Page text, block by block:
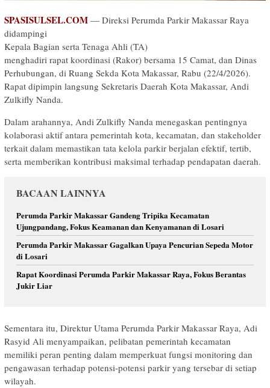
SPASISULSEL.COM — Direksi Perumda Parkir Makassar Raya
didampingi
Kepala Bagian serta Tenaga Ahli (TA)
menghadiri rapat koordinasi (Rakor) bersama 15 Camat, dan Dinas
Perhubungan, di Ruang Sekda Kota Makassar, Rabu (22/4/2026).
Rapat dipimpin langsung Sekretaris Daerah Kota Makassar, Andi
Zulkifly Nanda.
Dalam arahannya, Andi Zulkifly Nanda menegaskan pentingnya
kolaborasi aktif antara pemerintah kota, kecamatan, dan stakeholder
terkait dalam memastikan tata kelola parkir berjalan efektif, tertib,
serta memberikan kontribusi maksimal terhadap pendapatan daerah.
BACAAN LAINNYA
Perumda Parkir Makassar Gandeng Tripika Kecamatan
Ujungpandang, Fokus Keamanan dan Kenyamanan di Losari
Perumda Parkir Makassar Gagalkan Upaya Pencurian Sepeda Motor
di Losari
Rapat Koordinasi Perumda Parkir Makassar Raya, Fokus Berantas
Jukir Liar
Sementara itu, Direktur Utama Perumda Parkir Makassar Raya, Adi
Rasyid Ali menyampaikan, pelibatan pemerintah kecamatan
memiliki peran penting dalam memperkuat fungsi monitoring dan
pengawasan terhadap potensi-potensi parkir yang tersebar di setiap
wilayah.